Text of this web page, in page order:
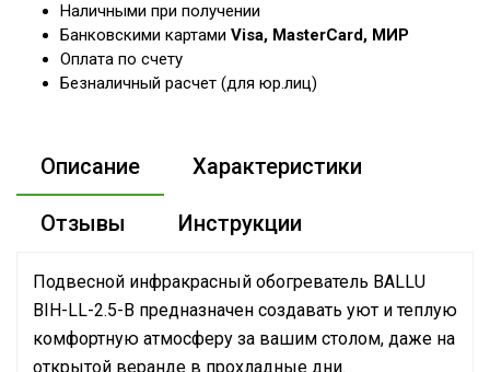
Наличными при получении
Банковскими картами Visa, MasterCard, МИР
Оплата по счету
Безналичный расчет (для юр.лиц)
Описание Характеристики
Отзывы Инструкции
Подвесной инфракрасный обогреватель BALLU
BIH-LL-2.5-B предназначен создавать уют и теплую
комфортную атмосферу за вашим столом, даже на
открытой веранде в прохладные дни.